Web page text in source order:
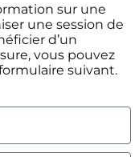
sur une
une session de
d’un
vous pouvez
suivant.